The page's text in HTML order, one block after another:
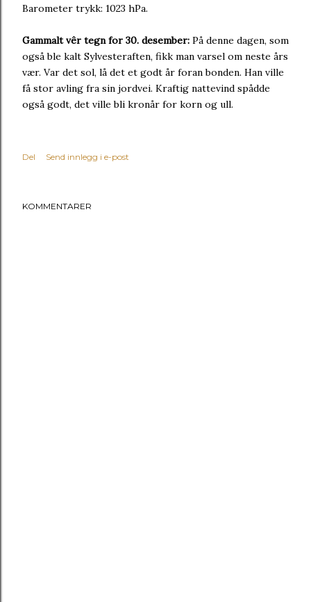
Barometer trykk: 1023 hPa.
Gammalt vêr tegn for 30. desember: På denne dagen, som
også ble kalt Sylvesteraften, fikk man varsel om neste års
vær. Var det sol, lå det et godt år foran bonden. Han ville
få stor avling fra sin jordvei. Kraftig nattevind spådde
også godt, det ville bli kronår for korn og ull.
Del Send innlegg i e-post
KOMMENTARER